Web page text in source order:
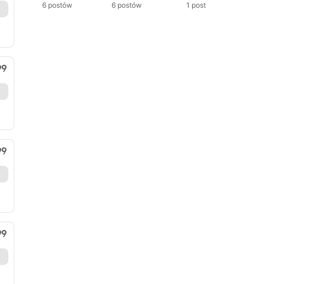
6 postów 6 postów 1 post